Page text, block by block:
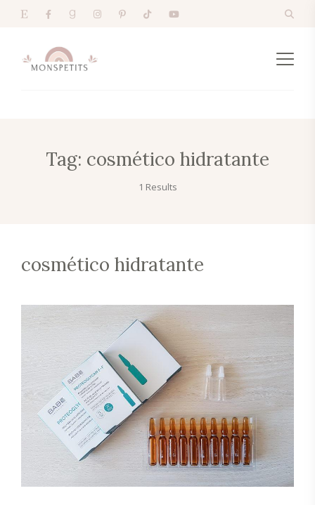
Tag: cosmético hidratante
1 Results
cosmético hidratante